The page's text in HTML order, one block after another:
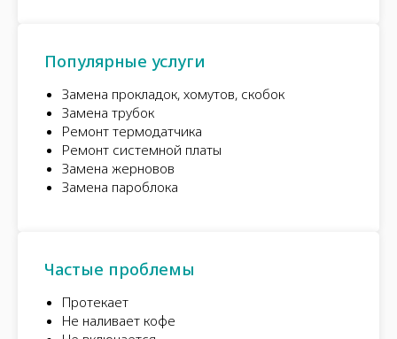
Популярные услуги
Замена прокладок, хомутов, скобок
Замена трубок
Ремонт термодатчика
Ремонт системной платы
Замена жерновов
Замена пароблока
Частые проблемы
Протекает
Не наливает кофе